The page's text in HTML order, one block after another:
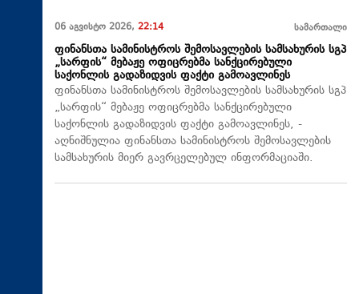
06 აგვისტო 2026, 22:14 სამართალი
ფინანსთა სამინისტროს შემოსავლების სამსახურის სგპ
„სარფის“ მებაჟე ოფიცრებმა სანქცირებული
საქონლის გადაზიდვის ფაქტი გამოავლინეს
ფინანსთა სამინისტროს შემოსავლების სამსახურის სგპ
„სარფის“ მებაჟე ოფიცრებმა სანქცირებული
საქონლის გადაზიდვის ფაქტი გამოავლინეს, -
აღნიშნულია ფინანსთა სამინისტროს შემოსავლების
სამსახურის მიერ გავრცელებულ ინფორმაციაში.